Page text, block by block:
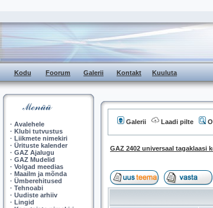
Kodu Foorum Galerii Kontakt Kuuluta
· Avalehele
· Klubi tutvustus
· Liikmete nimekiri
· Ürituste kalender
· GAZ Ajalugu
· GAZ Mudelid
· Volgad meedias
· Maailm ja mõnda
· Ümberehitused
· Tehnoabi
· Uudiste arhiiv
· Lingid
Galerii Laadi pilte
GAZ 2402 universaal tagaklaasi